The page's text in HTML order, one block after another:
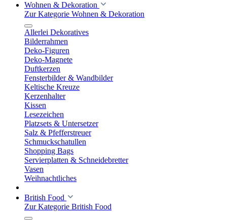
Wohnen & Dekoration
Zur Kategorie Wohnen & Dekoration
Allerlei Dekoratives
Bilderrahmen
Deko-Figuren
Deko-Magnete
Duftkerzen
Fensterbilder & Wandbilder
Keltische Kreuze
Kerzenhalter
Kissen
Lesezeichen
Platzsets & Untersetzer
Salz & Pfefferstreuer
Schmuckschatullen
Shopping Bags
Servierplatten & Schneidebretter
Vasen
Weihnachtliches
British Food
Zur Kategorie British Food